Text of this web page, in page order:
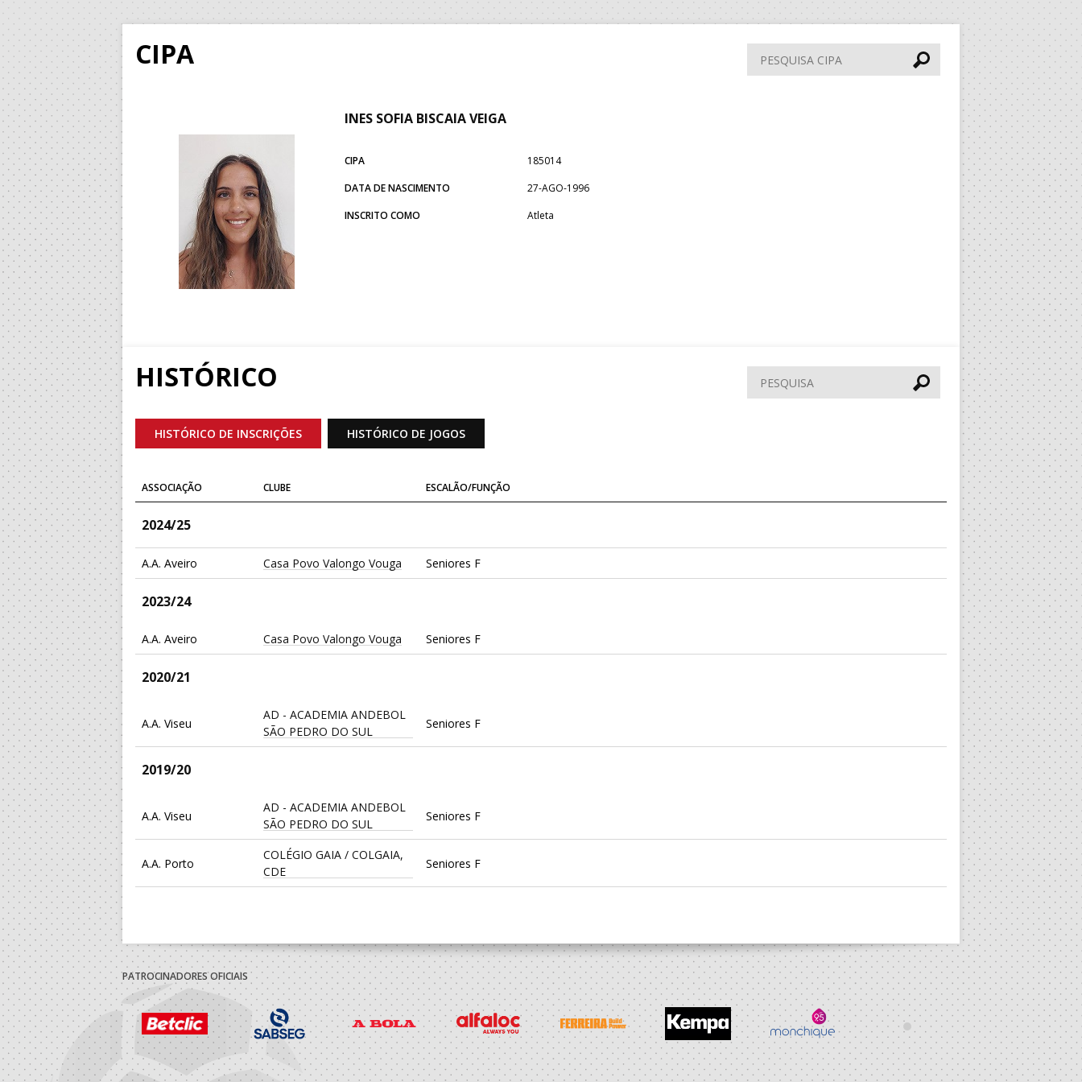
CIPA
Pesquisa
CIPA
INES SOFIA BISCAIA VEIGA
CIPA
185014
DATA DE NASCIMENTO
27-AGO-1996
INSCRITO COMO
Atleta
HISTÓRICO Pesquisar
HISTÓRICO DE INSCRIÇÕES HISTÓRICO DE JOGOS
ASSOCIAÇÃO CLUBE ESCALÃO/FUNÇÃO
2024/25
A.A. Aveiro Casa Povo Valongo Vouga Seniores F
2023/24
A.A. Aveiro Casa Povo Valongo Vouga Seniores F
2020/21
A.A. Viseu
AD - ACADEMIA ANDEBOL
SÃO PEDRO DO SUL
Seniores F
2019/20
A.A. Viseu
AD - ACADEMIA ANDEBOL
SÃO PEDRO DO SUL
Seniores F
A.A. Porto
COLÉGIO GAIA / COLGAIA,
CDE
Seniores F
A.A. Aveiro Casa Povo Valongo Vouga
Seniores F
A.A. Aveiro
Ilhavo Andebol Clube Seniores F
2017/18
A.A. Aveiro Casa Povo Valongo Vouga
Seniores F
PATROCINADORES OFICIAIS